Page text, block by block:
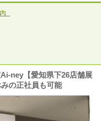
ney【愛知県下26店舗展
の正社員も可能